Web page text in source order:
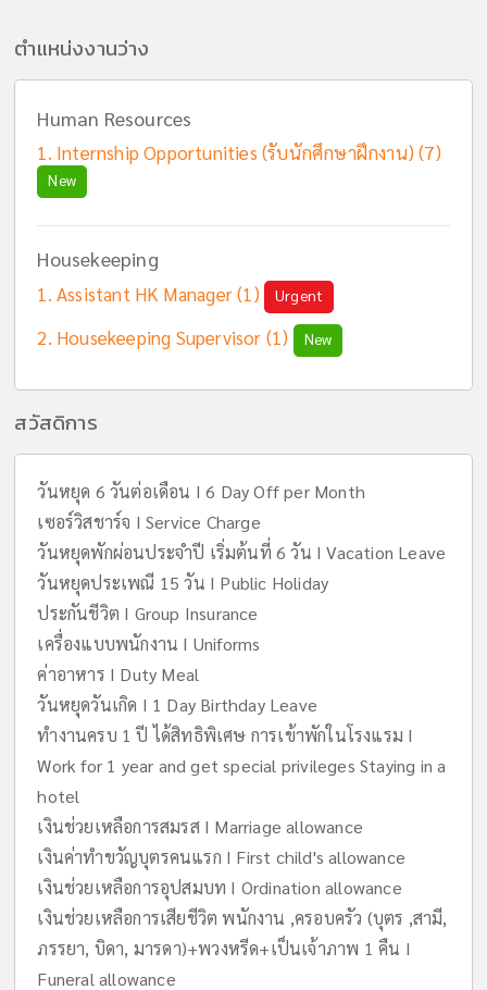
ตำแหน่งงานว่าง
Human Resources
Internship Opportunities (รับนักศึกษาฝึกงาน) (7)
New
Housekeeping
Assistant HK Manager (1) Urgent
Housekeeping Supervisor (1) New
สวัสดิการ
วันหยุด 6 วันต่อเดือน I 6 Day Off per Month
เซอร์วิสชาร์จ I Service Charge
วันหยุดพักผ่อนประจำปี เริ่มต้นที่ 6 วัน I Vacation Leave
วันหยุดประเพณี 15 วัน I Public Holiday
ประกันชีวิต I Group Insurance
เครื่องแบบพนักงาน I Uniforms
ค่าอาหาร I Duty Meal
วันหยุดวันเกิด I 1 Day Birthday Leave
ทำงานครบ 1 ปี ได้สิทธิพิเศษ การเข้าพักในโรงแรม I
Work for 1 year and get special privileges Staying in a
hotel
เงินช่วยเหลือการสมรส I Marriage allowance
เงินค่าทำขวัญบุตรคนแรก I First child's allowance
เงินช่วยเหลือการอุปสมบท I Ordination allowance
เงินช่วยเหลือการเสียชีวิต พนักงาน ,ครอบครัว (บุตร ,สามี,
ภรรยา, บิดา, มารดา)+พวงหรีด+เป็นเจ้าภาพ 1 คืน I
Funeral allowance